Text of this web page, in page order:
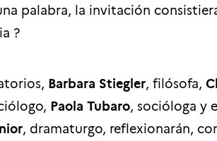
palabra, la invitación
?
Barbara Stiegler, filósofa,
Paola Tubaro, socióloga y
, dramaturgo, reflexionarán,